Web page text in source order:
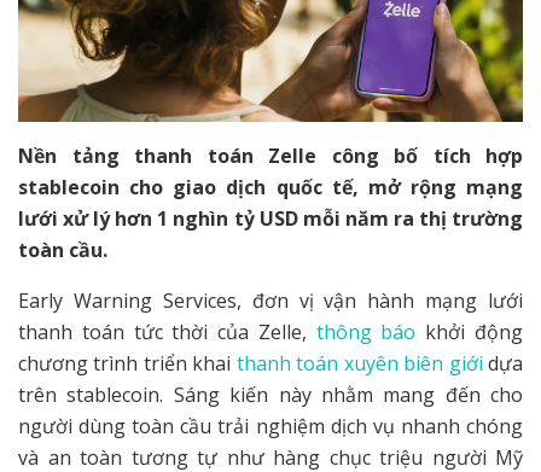
Nền tảng thanh toán Zelle công bố tích hợp
stablecoin cho giao dịch quốc tế, mở rộng mạng
lưới xử lý hơn 1 nghìn tỷ USD mỗi năm ra thị trường
toàn cầu.
Early Warning Services, đơn vị vận hành mạng lưới
thanh toán tức thời của Zelle, thông báo khởi động
chương trình triển khai thanh toán xuyên biên giới dựa
trên stablecoin. Sáng kiến này nhằm mang đến cho
người dùng toàn cầu trải nghiệm dịch vụ nhanh chóng
và an toàn tương tự như hàng chục triệu người Mỹ